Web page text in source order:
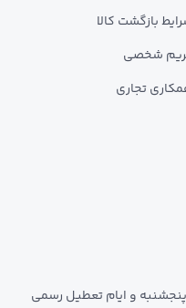
بازگشت کالا
شخصی
تجاری
تا چهارشنبه از ساعت 8 الی 18؛ پنجشنبه و ایام تعطیل رسمی